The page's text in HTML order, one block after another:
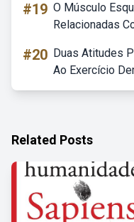
#19 O Músculo
Relacionadas
#20 Duas Atitudes
Ao Exercício
Related Posts